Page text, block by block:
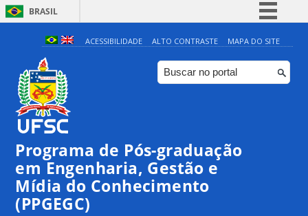
BRASIL
Simplifique!
Comunica BR
Participe
Canais
ACESSIBILIDADE ALTO CONTRASTE MAPA DO SITE
Programa de Pós-graduação
em Engenharia, Gestão e
Mídia do Conhecimento
(PPGEGC)